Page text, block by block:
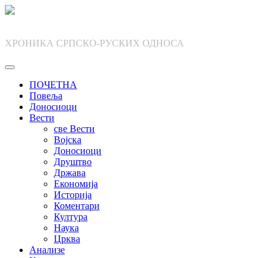
Skip
ХРОНИКА СРПСКО-РУСКИХ ОДНОСА
ПОЧЕТНА
Повеља
Доносиоци
Вести
све Вести
Војска
Доносиоци
Друштво
Држава
Економија
Историја
Коментари
Култура
Наука
Црква
Анализе